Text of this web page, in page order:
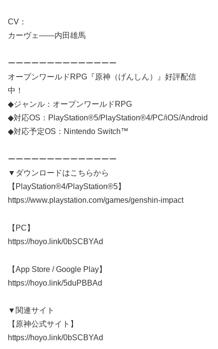
CV：
カーヴェ——内田雄馬
ーーーーーーーーーーーーーー
オープンワールドRPG『原神（げんしん）』好評配信
中！
◆ジャンル：オープンワールドRPG
◆対応OS：PlayStation®5/PlayStation®4/PC/iOS/Android
◆対応予定OS：Nintendo Switch™
ーーーーーーーーーーーーーー
▼ダウンロードはこちらから
【PlayStation®4/PlayStation®5】
https://www.playstation.com/games/genshin-impact
【PC】
https://hoyo.link/0bSCBYAd
【App Store / Google Play】
https://hoyo.link/5duPBBAd
▼関連サイト
【原神公式サイト】
https://hoyo.link/0bSCBYAd